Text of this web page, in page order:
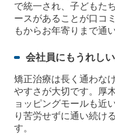
で統一され、子どもた
ースがあることが口コ
もからお年寄りまで通
会社員にもうれし
矯正治療は長く通わな
やすさが大切です。厚
ョッピングモールも近
り苦労せずに通い続け
す。